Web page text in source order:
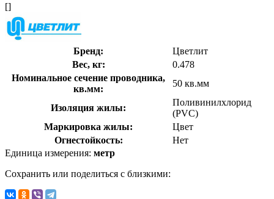
[]
Бренд:
Цветлит
Вес, кг:
0.478
Номинальное сечение проводника,
кв.мм:
50 кв.мм
Изоляция жилы:
Поливинилхлорид
(PVC)
Маркировка жилы:
Цвет
Огнестойкость:
Нет
Единица измерения: метр
Сохранить или поделиться с близкими: